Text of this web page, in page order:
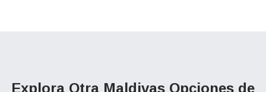
Explora Otra Maldivas Opciones de